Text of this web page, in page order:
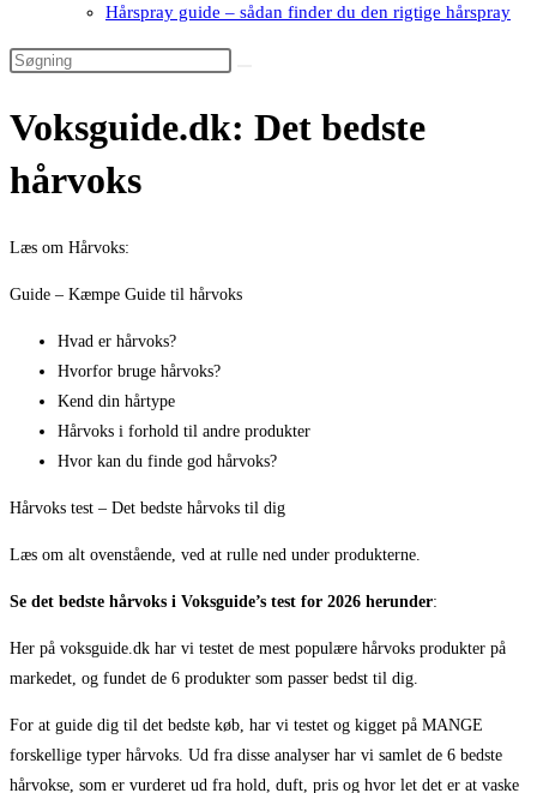
Hårspray guide – sådan finder du den rigtige hårspray
Voksguide.dk: Det bedste
hårvoks
Læs om Hårvoks:
Guide – Kæmpe Guide til hårvoks
Hvad er hårvoks?
Hvorfor bruge hårvoks?
Kend din hårtype
Hårvoks i forhold til andre produkter
Hvor kan du finde god hårvoks?
Hårvoks test – Det bedste hårvoks til dig
Læs om alt ovenstående, ved at rulle ned under produkterne.
Se det bedste hårvoks i Voksguide’s test for 2026 herunder:
Her på voksguide.dk har vi testet de mest populære hårvoks produkter på
markedet, og fundet de 6 produkter som passer bedst til dig.
For at guide dig til det bedste køb, har vi testet og kigget på MANGE
forskellige typer hårvoks. Ud fra disse analyser har vi samlet de 6 bedste
hårvokse, som er vurderet ud fra hold, duft, pris og hvor let det er at vaske